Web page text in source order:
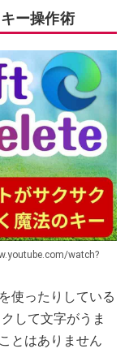
ー操作術
watch?
使ったりしている
して文字がうま
とはありません